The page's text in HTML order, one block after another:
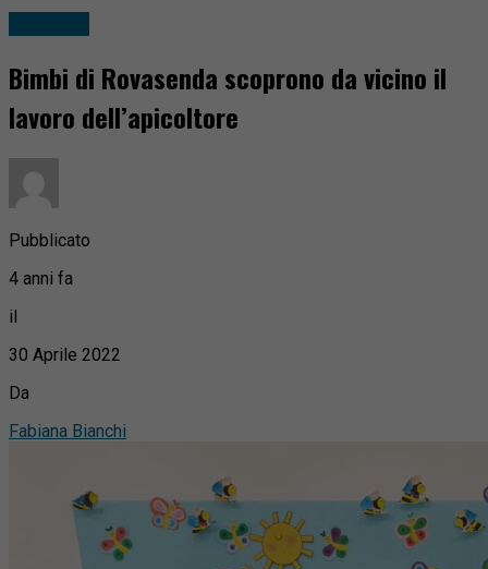
Bimbi di Rovasenda scoprono da vicino il
lavoro dell’apicoltore
Pubblicato
4 anni fa
il
30 Aprile 2022
Da
Fabiana Bianchi